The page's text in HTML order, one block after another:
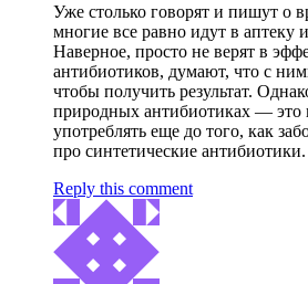
Уже столько говорят и пишут о
многие все равно идут в аптеку
Наверное, просто не верят в
антибиотиков, думают, что с
чтобы получить результат.
природных антибиотиках — это
употреблять еще до того, как
про синтетические антибиотики.
Reply this comment